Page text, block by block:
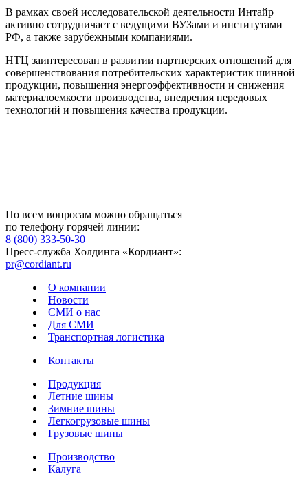
В рамках своей исследовательской деятельности Интайр
активно сотрудничает с ведущими ВУЗами и институтами
РФ, а также зарубежными компаниями.
НТЦ заинтересован в развитии партнерских отношений для
совершенствования потребительских характеристик шинной
продукции, повышения энергоэффективности и снижения
материалоемкости производства, внедрения передовых
технологий и повышения качества продукции.
По всем вопросам можно обращаться
по телефону горячей линии:
8 (800) 333-50-30
Пресс-служба Холдинга «Кордиант»:
pr@cordiant.ru
О компании
Новости
СМИ о нас
Для СМИ
Транспортная логистика
Контакты
Продукция
Летние шины
Зимние шины
Легкогрузовые шины
Грузовые шины
Производство
Калуга